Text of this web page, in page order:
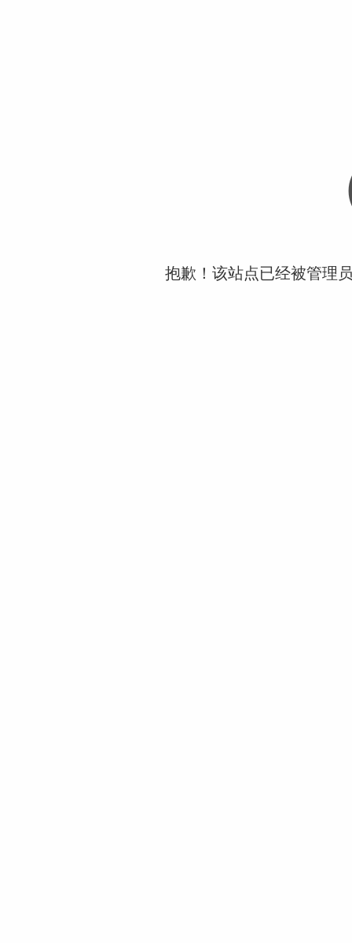
抱歉！该站点已经被管理